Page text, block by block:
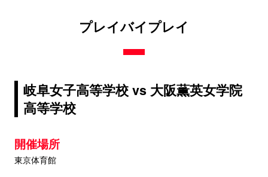
プレイバイプレイ
岐阜女子高等学校 vs 大阪薫英女学院
高等学校
開催場所
東京体育館